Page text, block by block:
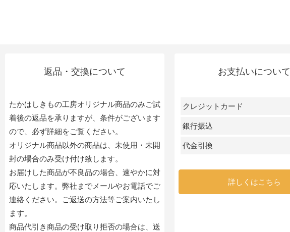
返品・交換について
たかはしきもの工房オリジナル商品のみご試
着後の返品を承りますが、条件がございます
ので、必ず詳細をご覧ください。
オリジナル商品以外の商品は、未使用・未開
封の場合のみ受け付け致します。
お届けした商品が不良品の場合、速やかに対
応いたします。弊社までメールやお電話でご
連絡ください。ご返送の方法等ご案内いたし
ます。
商品代引き商品の受け取り拒否の場合は、送
お支払いについて
クレジットカード
銀行振込
代金引換
詳しくはこちら